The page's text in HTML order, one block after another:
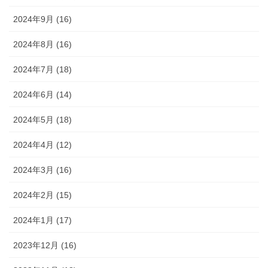
2024年9月 (16)
2024年8月 (16)
2024年7月 (18)
2024年6月 (14)
2024年5月 (18)
2024年4月 (12)
2024年3月 (16)
2024年2月 (15)
2024年1月 (17)
2023年12月 (16)